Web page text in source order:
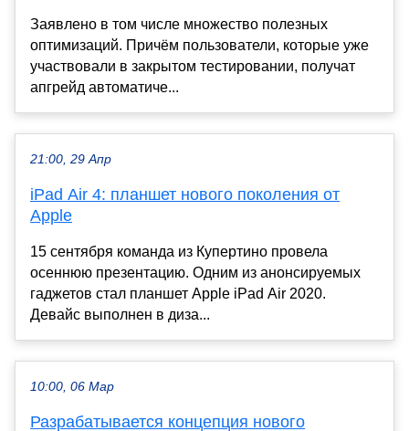
Заявлено в том числе множество полезных
оптимизаций. Причём пользователи, которые уже
участвовали в закрытом тестировании, получат
апгрейд автоматиче...
21:00, 29 Апр
iPad Air 4: планшет нового поколения от
Apple
15 сентября команда из Купертино провела
осеннюю презентацию. Одним из анонсируемых
гаджетов стал планшет Apple iPad Air 2020.
Девайс выполнен в диза...
10:00, 06 Мар
Разрабатывается концепция нового